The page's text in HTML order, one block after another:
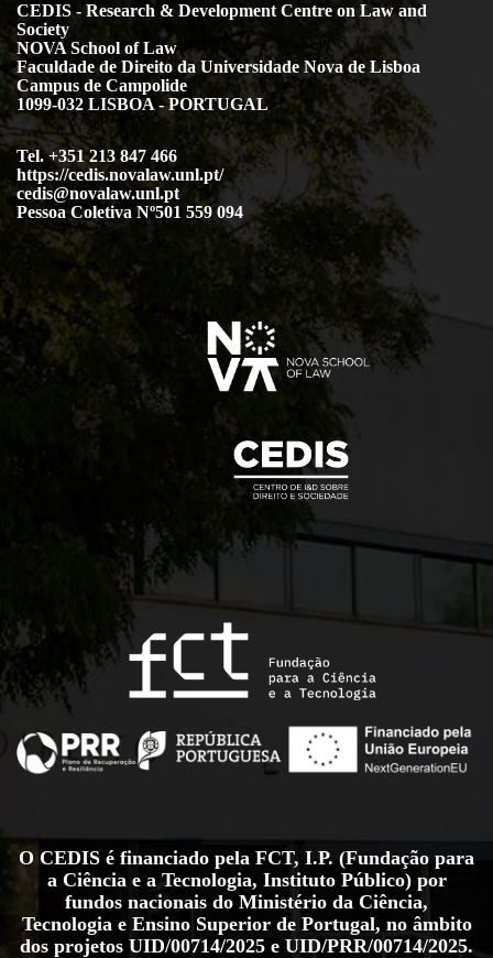
CEDIS - Research & Development Centre on Law and
Society
NOVA School of Law
Faculdade de Direito da Universidade Nova de Lisboa
Campus de Campolide
1099-032 LISBOA - PORTUGAL
Tel. +351 213 847 466
https://cedis.novalaw.unl.pt/
cedis@novalaw.unl.pt
Pessoa Coletiva Nº501 559 094
O CEDIS é financiado pela FCT, I.P. (Fundação para
a Ciência e a Tecnologia, Instituto Público) por
fundos nacionais do Ministério da Ciência,
Tecnologia e Ensino Superior de Portugal, no âmbito
dos projetos UID/00714/2025 e UID/PRR/00714/2025.